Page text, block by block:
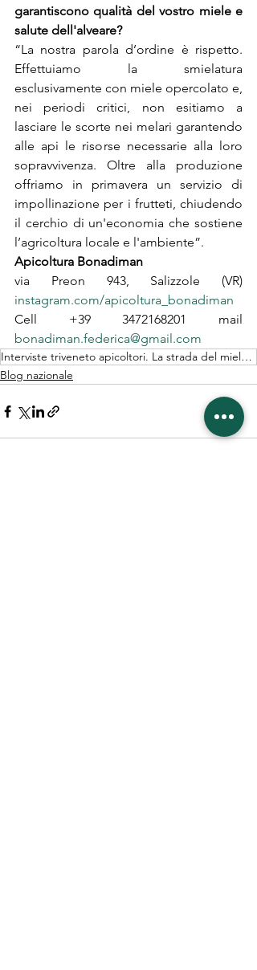
garantiscono qualità del vostro miele e
salute dell'alveare?
“La nostra parola d’ordine è rispetto.
Effettuiamo la smielatura
esclusivamente con miele opercolato e,
nei periodi critici, non esitiamo a
lasciare le scorte nei melari garantendo
alle api le risorse necessarie alla loro
sopravvivenza. Oltre alla produzione
offriamo in primavera un servizio di
impollinazione per i frutteti, chiudendo
il cerchio di un'economia che sostiene
l’agricoltura locale e l'ambiente”.
Apicoltura Bonadiman
instagram.com/apicoltura_bonadiman
bonadiman.federica@gmail.com
Interviste triveneto apicoltori. La strada del miele veneto
Blog nazionale